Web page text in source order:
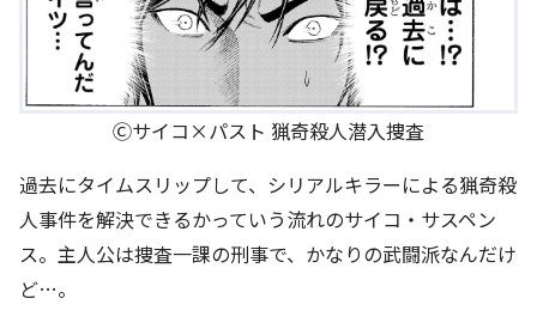
Ⓒサイコ×パスト 猟奇殺人潜入捜査
過去にタイムスリップして、シリアルキラーによる猟奇殺
人事件を解決できるかっていう流れのサイコ・サスペン
ス。主人公は捜査一課の刑事で、かなりの武闘派なんだけ
ど…。